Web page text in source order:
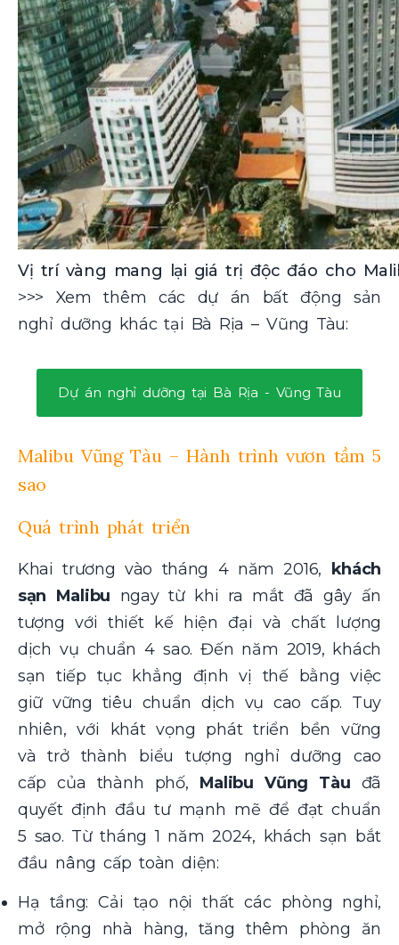
Vị trí vàng mang lại giá trị độc đáo cho
>>> Xem thêm các dự án bất động sản
nghỉ dưỡng khác tại Bà Rịa – Vũng Tàu:
Dự án nghỉ dưỡng tại Bà Rịa - Vũng Tàu
Malibu Vũng Tàu – Hành trình vươn tầm 5
sao
Quá trình phát triển
Khai trương vào tháng 4 năm 2016, khách
sạn Malibu ngay từ khi ra mắt đã gây ấn
tượng với thiết kế hiện đại và chất lượng
dịch vụ chuẩn 4 sao. Đến năm 2019, khách
sạn tiếp tục khẳng định vị thế bằng việc
giữ vững tiêu chuẩn dịch vụ cao cấp. Tuy
nhiên, với khát vọng phát triển bền vững
và trở thành biểu tượng nghỉ dưỡng cao
cấp của thành phố, Malibu Vũng Tàu đã
quyết định đầu tư mạnh mẽ để đạt chuẩn
5 sao. Từ tháng 1 năm 2024, khách sạn bắt
đầu nâng cấp toàn diện:
Hạ tầng: Cải tạo nội thất các phòng nghỉ,
mở rộng nhà hàng, tăng thêm phòng ăn